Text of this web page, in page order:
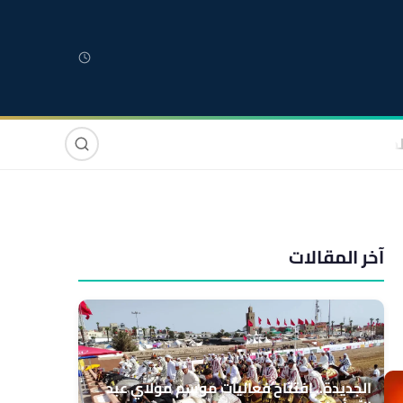
صوت وصورة
آخر المقالات
الجديدة.. افتتاح فعاليات موسم مولاي عبد